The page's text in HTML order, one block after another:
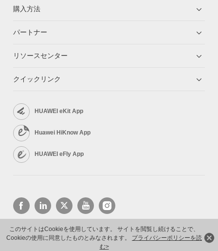
このサイトはCookieを使用しています。 サイトを閲覧し続けることで、
Cookieの使用に同意したものとみなされます。 プライバシーポリシーを読
む>
購入方法
パートナー
リソースセンター
クイックリンク
HUAWEI eKit App
Huawei HiKnow App
HUAWEI eFly App
Copyright © 2026 Huawei Technologies Co., Ltd. All rights reserved.
プライバシーポリシー